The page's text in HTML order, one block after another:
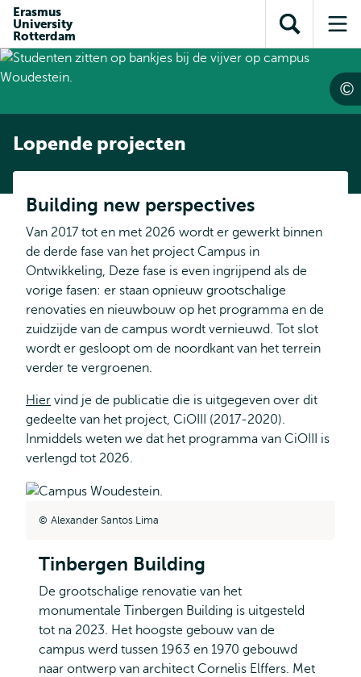
inhoud
gaan
gaan
Direct naar
subnavigatie
Erasmus
University
Rotterdam
Toon
zoekveld
Lopende projecten
Building new perspectives
Van 2017 tot en met 2026 wordt er gewerkt binnen
de derde fase van het project Campus in
Ontwikkeling, Deze fase is even ingrijpend als de
vorige fasen: er staan opnieuw grootschalige
renovaties en nieuwbouw op het programma en de
zuidzijde van de campus wordt vernieuwd. Tot slot
wordt er gesloopt om de noordkant van het terrein
verder te vergroenen.
Hier vind je de publicatie die is uitgegeven over dit
gedeelte van het project, CiOIII (2017-2020).
Inmiddels weten we dat het programma van CiOIII is
verlengd tot 2026.
Alexander Santos Lima
Tinbergen Building
De grootschalige renovatie van het
monumentale Tinbergen Building is uitgesteld
tot na 2023. Het hoogste gebouw van de
campus werd tussen 1963 en 1970 gebouwd
naar ontwerp van architect Cornelis Elffers. Met